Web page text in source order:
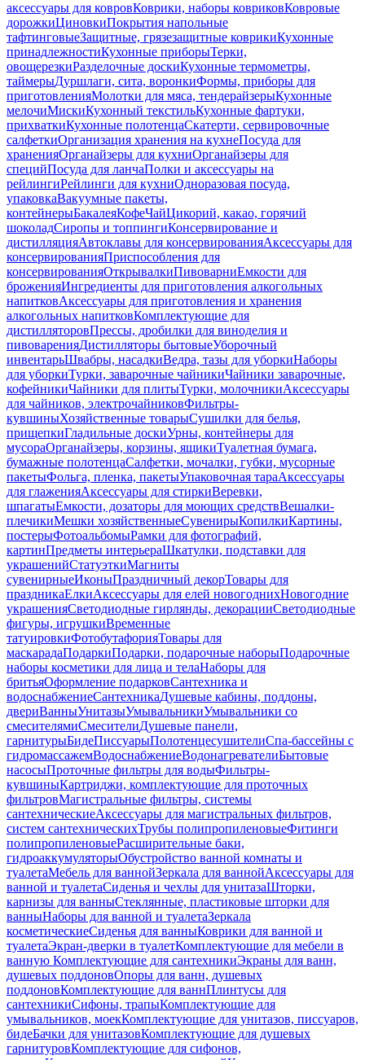
аксессуары для ковровКоврики, наборы ковриковКовровые
дорожкиЦиновкиПокрытия напольные
тафтинговыеЗащитные, грязезащитные коврикиКухонные
принадлежностиКухонные приборыТерки,
овощерезкиРазделочные доскиКухонные термометры,
таймерыДуршлаги, сита, воронкиФормы, приборы для
приготовленияМолотки для мяса, тендерайзерыКухонные
мелочиМискиКухонный текстильКухонные фартуки,
прихваткиКухонные полотенцаСкатерти, сервировочные
салфеткиОрганизация хранения на кухнеПосуда для
храненияОрганайзеры для кухниОрганайзеры для
специйПосуда для ланчаПолки и аксессуары на
рейлингиРейлинги для кухниОдноразовая посуда,
упаковкаВакуумные пакеты,
контейнерыБакалеяКофеЧайЦикорий, какао, горячий
шоколадСиропы и топпингиКонсервирование и
дистилляцияАвтоклавы для консервированияАксессуары для
консервированияПриспособления для
консервированияОткрывалкиПивоварниЕмкости для
броженияИнгредиенты для приготовления алкогольных
напитковАксессуары для приготовления и хранения
алкогольных напитковКомплектующие для
дистилляторовПрессы, дробилки для виноделия и
пивоваренияДистилляторы бытовыеУборочный
инвентарьШвабры, насадкиВедра, тазы для уборкиНаборы
для уборкиТурки, заварочные чайникиЧайники заварочные,
кофейникиЧайники для плитыТурки, молочникиАксессуары
для чайников, электрочайниковФильтры-
кувшиныХозяйственные товарыСушилки для белья,
прищепкиГладильные доскиУрны, контейнеры для
мусораОрганайзеры, корзины, ящикиТуалетная бумага,
бумажные полотенцаСалфетки, мочалки, губки, мусорные
пакетыФольга, пленка, пакетыУпаковочная тараАксессуары
для глаженияАксессуары для стиркиВеревки,
шпагатыЕмкости, дозаторы для моющих средствВешалки-
плечикиМешки хозяйственныеСувенирыКопилкиКартины,
постерыФотоальбомыРамки для фотографий,
картинПредметы интерьераШкатулки, подставки для
украшенийСтатуэткиМагниты
сувенирныеИконыПраздничный декорТовары для
праздникаЕлкиАксессуары для елей новогоднихНовогодние
украшенияСветодиодные гирлянды, декорацииСветодиодные
фигуры, игрушкиВременные
татуировкиФотобутафорияТовары для
маскарадаПодаркиПодарки, подарочные наборыПодарочные
наборы косметики для лица и телаНаборы для
бритьяОформление подарковСантехника и
водоснабжениеСантехникаДушевые кабины, поддоны,
двериВанныУнитазыУмывальникиУмывальники со
смесителямиСмесителиДушевые панели,
гарнитурыБидеПиссуарыПолотенцесушителиСпа-бассейны с
гидромассажемВодоснабжениеВодонагревателиБытовые
насосыПроточные фильтры для водыФильтры-
кувшиныКартриджи, комплектующие для проточных
фильтровМагистральные фильтры, системы
сантехническиеАксессуары для магистральных фильтров,
систем сантехническихТрубы полипропиленовыеФитинги
полипропиленовыеРасширительные баки,
гидроаккумуляторыОбустройство ванной комнаты и
туалетаМебель для ваннойЗеркала для ваннойАксессуары для
ванной и туалетаСиденья и чехлы для унитазаШторки,
карнизы для ванныСтеклянные, пластиковые шторки для
ванныНаборы для ванной и туалетаЗеркала
косметическиеСиденья для ванныКоврики для ванной и
туалетаЭкран-дверки в туалетКомплектующие для мебели в
ванную Комплектующие для сантехникиЭкраны для ванн,
душевых поддоновОпоры для ванн, душевых
поддоновКомплектующие для ваннПлинтусы для
сантехникиСифоны, трапыКомплектующие для
умывальников, моекКомплектующие для унитазов, писсуаров,
бидеБачки для унитазовКомплектующие для душевых
гарнитуровКомплектующие для сифонов,